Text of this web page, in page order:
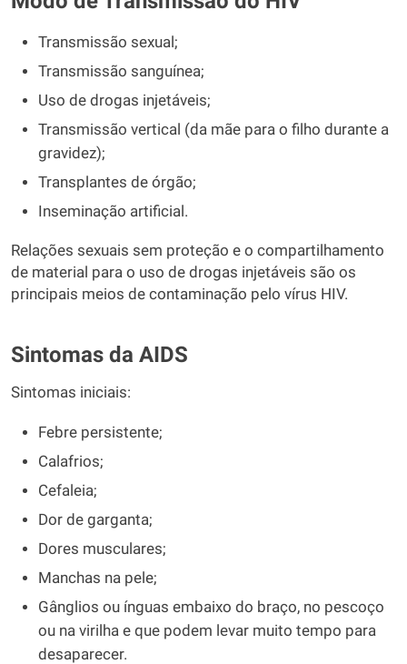
Transmissão sexual;
Transmissão sanguínea;
Uso de drogas injetáveis;
Transmissão vertical (da mãe para o filho durante a
gravidez);
Transplantes de órgão;
Inseminação artificial.
Relações sexuais sem proteção e o compartilhamento
de material para o uso de drogas injetáveis são os
principais meios de contaminação pelo vírus HIV.
Sintomas da AIDS
Sintomas iniciais:
Febre persistente;
Calafrios;
Cefaleia;
Dor de garganta;
Dores musculares;
Manchas na pele;
Gânglios ou ínguas embaixo do braço, no pescoço
ou na virilha e que podem levar muito tempo para
desaparecer.